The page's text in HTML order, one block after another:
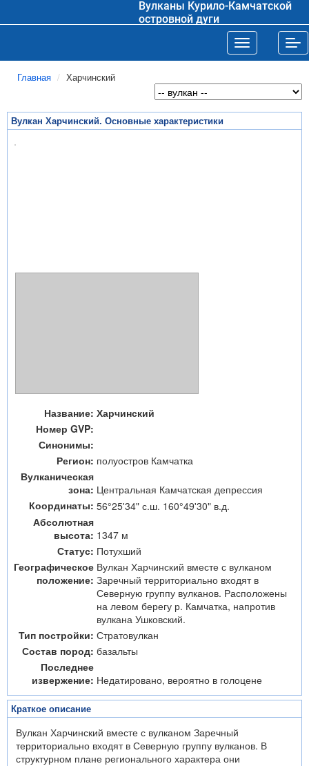
Вулканы Курило-Камчатской
островной дуги
Toggle
Главная Харчинский
Вулкан Харчинский. Основные характеристики
Название: Харчинский
Номер GVP:
Синонимы:
Регион: полуостров Камчатка
Вулканическая
зона: Центральная Камчатская депрессия
Координаты: 56°25'34" с.ш. 160°49'30" в.д.
Абсолютная
высота: 1347 м
Статус: Потухший
Географическое
положение:
Вулкан Харчинский вместе с вулканом
Заречный территориально входят в
Северную группу вулканов. Расположены
на левом берегу р. Камчатка, напротив
вулкана Ушковский.
Тип постройки: Стратовулкан
Состав пород: базальты
Последнее
извержение: Недатировано, вероятно в голоцене
Краткое описание
Вулкан Харчинский вместе с вулканом Заречный
территориально входят в Северную группу вулканов. В
структурном плане регионального характера они